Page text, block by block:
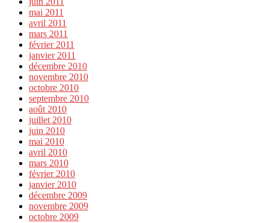
mai 2011
avril 2011
mars 2011
février 2011
janvier 2011
décembre 2010
novembre 2010
octobre 2010
septembre 2010
août 2010
juillet 2010
juin 2010
mai 2010
avril 2010
mars 2010
février 2010
janvier 2010
décembre 2009
novembre 2009
octobre 2009